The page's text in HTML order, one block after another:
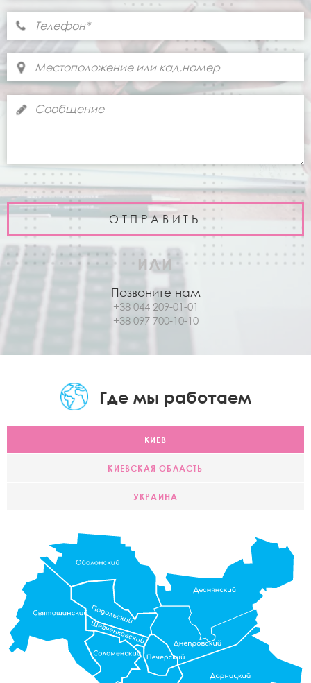
ИЛИ
Позвоните нам
+38 044 209-01-01
+38 097 700-10-10
Где мы работаем
КИЕВ
КИЕВСКАЯ ОБЛАСТЬ
УКРАИНА